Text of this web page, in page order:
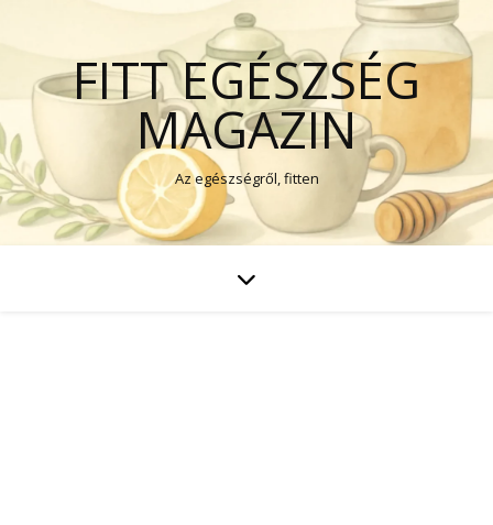
FITT EGÉSZSÉG
MAGAZIN
Az egészségről, fitten